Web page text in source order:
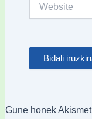
Gune honek